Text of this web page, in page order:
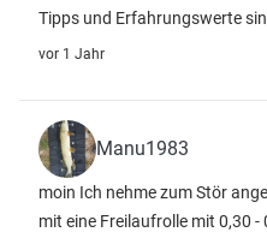
Tipps und Erfahrungswerte
vor 1 Jahr
Manu1983
moin Ich nehme zum Stör
mit eine Freilaufrolle mit 0,30